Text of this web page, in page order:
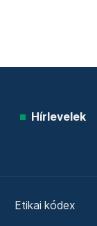
Hírlevelek
Etikai kódex